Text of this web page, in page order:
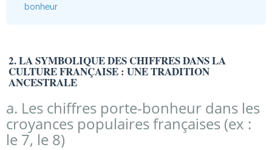
bonheur
2. LA SYMBOLIQUE DES CHIFFRES DANS LA
CULTURE FRANÇAISE : UNE TRADITION
ANCESTRALE
a. Les chiffres porte-bonheur dans les
croyances populaires françaises (ex :
le 7, le 8)